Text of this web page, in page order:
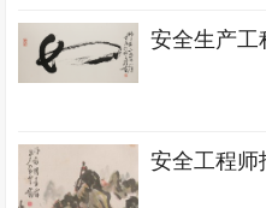
安全生产工
安全工程师